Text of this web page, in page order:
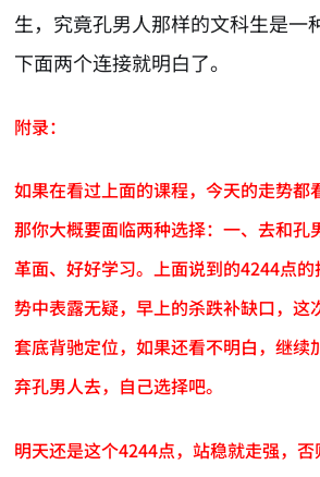
生，究竟孔男人那样的文科生是一
下面两个连接就明白了。
附录：
如果在看过上面的课程，今天的走势都
那你大概要面临两种选择：一、去和孔
革面、好好学习。上面说到的4244点
势中表露无疑，早上的杀跌补缺口，这
套底背驰定位，如果还看不明白，继续
弃孔男人去，自己选择吧。
明天还是这个4244点，站稳就走强，